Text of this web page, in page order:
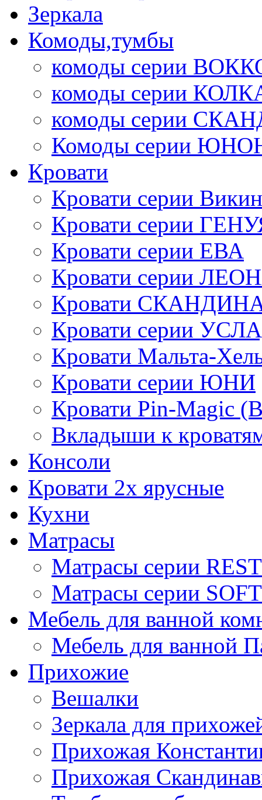
Зеркала
Комоды,тумбы
комоды серии
комоды серии
комоды серии
Комоды серии
Кровати
Кровати серии
Кровати серии
Кровати серии ЕВА
Кровати серии
Кровати
Кровати серии
Кровати Мальта-
Кровати серии ЮНИ
Кровати Pin-Magic
Вкладыши к
Консоли
Кровати 2х ярусные
Кухни
Матрасы
Матрасы серии REST
Матрасы серии SOFT
Мебель для ванной
Мебель для ванной
Прихожие
Вешалки
Зеркала для
Прихожая
Прихожая